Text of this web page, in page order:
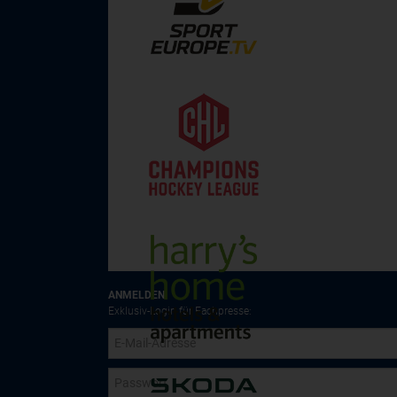
ANMELDEN
Exklusiv-Login für Fachpresse: